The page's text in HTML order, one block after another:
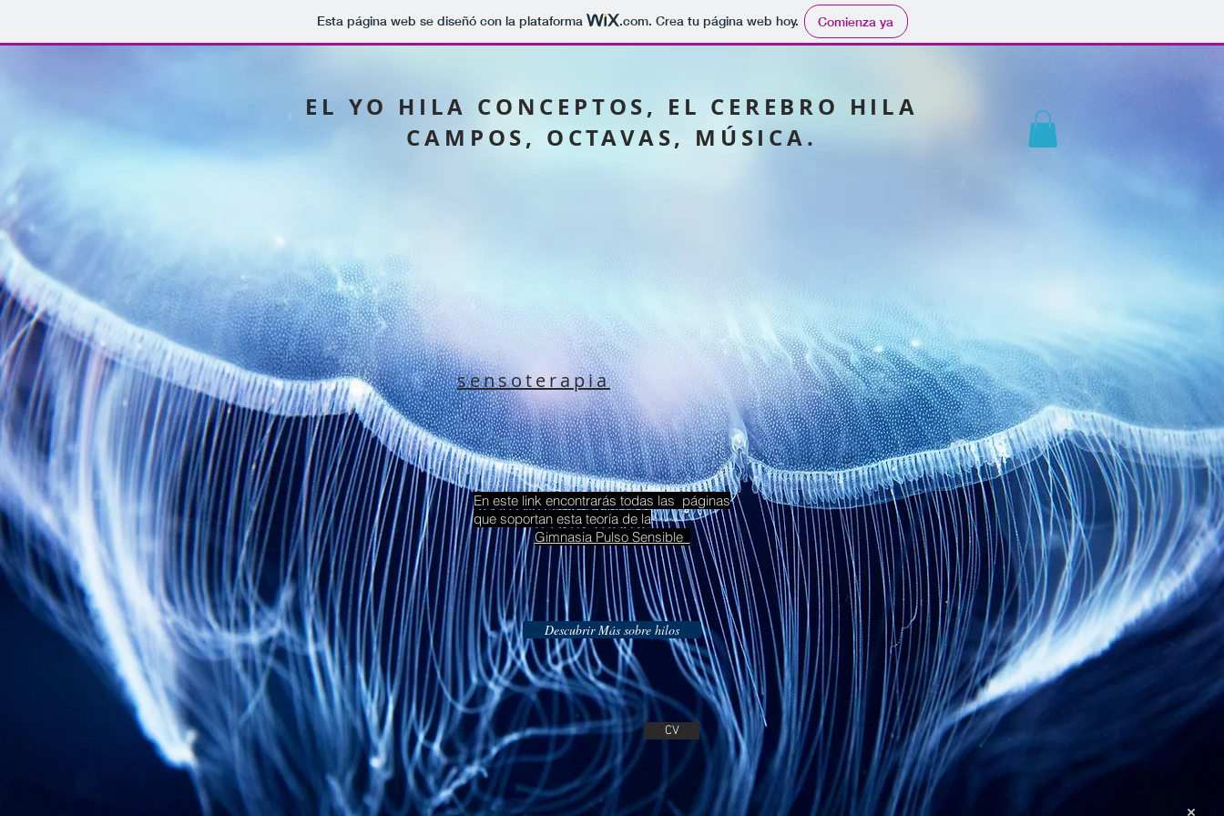
Esta página web se diseñó con la plataforma .com. Crea tu página web hoy. Comienza ya
EL YO HILA CONCEPTOS, EL CEREBRO HILA
CAMPOS, OCTAVAS, MÚSICA.
sensoterapia
En este link encontrarás todas las páginas
que soportan esta teoría de la
Gimnasia Pulso Sensible
Descubrir Más sobre hilos
CV